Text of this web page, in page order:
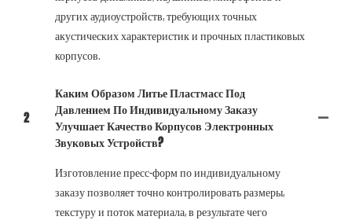
других аудиоустройств, требующих точных
акустических характеристик и прочных пластиковых
корпусов.
2
Каким Образом Литье Пластмасс Под
Давлением По Индивидуальному Заказу
Улучшает Качество Корпусов Электронных
Звуковых Устройств?
Изготовление пресс-форм по индивидуальному
заказу позволяет точно контролировать размеры,
текстуру и поток материала, в результате чего